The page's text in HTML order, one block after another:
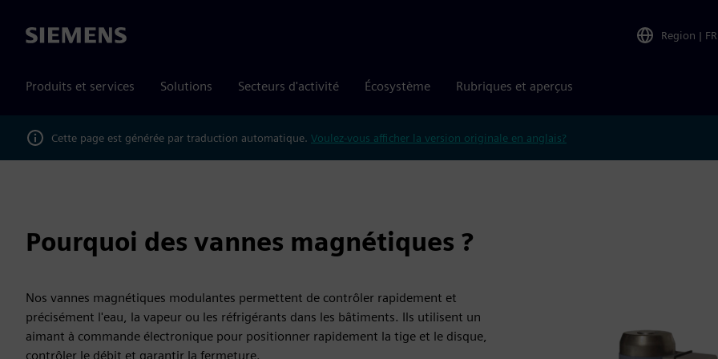
Siemens Region | FR
Produits et services Solutions Secteurs d'activité Écosystème Rubriques et aperçus
Cette page est générée par traduction automatique. Voulez-vous afficher la version originale en anglais?
Pourquoi des vannes magnétiques ?
Nos vannes magnétiques modulantes permettent de contrôler rapidement et
précisément l'eau, la vapeur ou les réfrigérants dans les bâtiments. Ils utilisent un
aimant à commande électronique pour positionner rapidement la tige et le disque,
contrôler le débit et garantir la fermeture.